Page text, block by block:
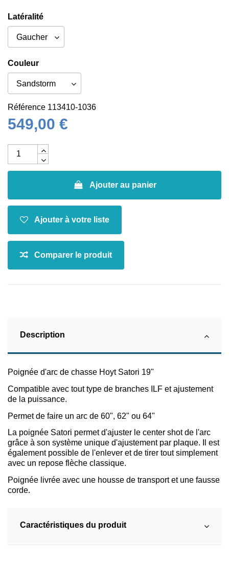
Latéralité
Couleur
Référence 113410-1036
549,00 €
Ajouter au panier
Description
Poignée d'arc de chasse Hoyt Satori 19"
Compatible avec tout type de branches ILF et ajustement
de la puissance.
Permet de faire un arc de 60", 62" ou 64"
La poignée Satori permet d'ajuster le center shot de l'arc
grâce à son système unique d'ajustement par plaque. Il est
également possible de l'enlever et de tirer tout simplement
avec un repose flèche classique.
Poignée livrée avec une housse de transport et une fausse
corde.
Caractéristiques du produit